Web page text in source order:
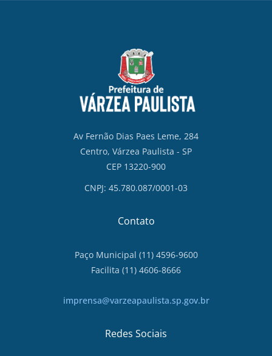
Av Fernão Dias Paes Leme, 284
Centro, Várzea Paulista - SP
CEP 13220-900
CNPJ: 45.780.087/0001-03
Contato
Paço Municipal (11) 4596-9600
Facilita (11) 4606-8666
imprensa@varzeapaulista.sp.gov.br
Redes Sociais